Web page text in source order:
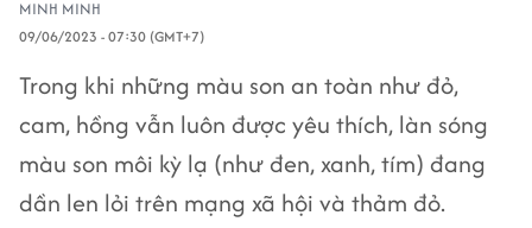
MINH MINH
09/06/2023 - 07:30 (GMT+7)
Trong khi những màu son an toàn như đỏ,
cam, hồng vẫn luôn được yêu thích, làn sóng
màu son môi kỳ lạ (như đen, xanh, tím) đang
dần len lỏi trên mạng xã hội và thảm đỏ.